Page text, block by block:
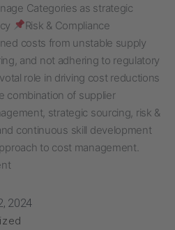
Categories as strategic
Risk & Compliance
costs from unstable supply
and not adhering to regulatory
role in driving cost reductions
combination of supplier
strategic sourcing, risk &
continuous skill development
to cost management.
2024